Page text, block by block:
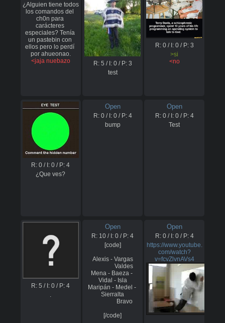
¿Alguien tiene todos
los comandos del
ch0n para
carácteres
especiales? Tenía
un pastebin con
ellos pero lo perdí
por ahueonao.
<jaja nuebazo
R: 5 / I: 0/ P: 3
test
R: 0/ I: 0/ P: 3
>si
<no
R:0 / I:0 / P:4
¿Que ves?
Open
R: 0/ I: 0/ P: 4
bump
Open
R: 0/ I: 0/ P: 4
Test
R:5 / I:0 / P:4
.
Open
R: 10 / I: 0 / P: 4
[code]
Alexis - Vargas
Mena - Baeza -
Vidal - Isla
Maripán - Medel -
Sierralta
[/code]
Open
R: 0/ I: 0/ P: 4
https://www.youtube.
com/watch?
v=fcvZlvnAVs4